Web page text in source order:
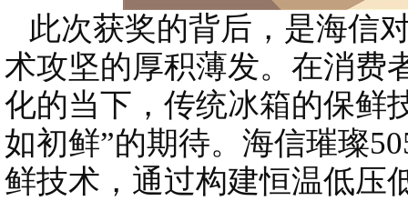
此次获奖的背后，是海信
术攻坚的厚积薄发。在消费
化的当下，传统冰箱的保鲜
如初鲜”的期待。海信璀璨
鲜技术，通过构建恒温低压